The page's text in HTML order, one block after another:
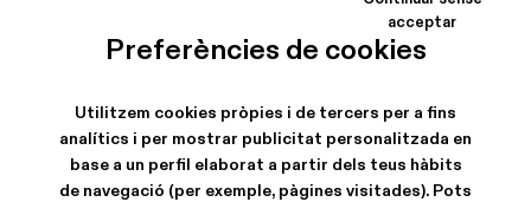
Preferències de cookies
Utilitzem cookies pròpies i de tercers per a fins
analítics i per mostrar publicitat personalitzada en
base a un perfil elaborat a partir dels teus hàbits
de navegació (per exemple, pàgines visitades). Pots
acceptar
Carrer de Valencia, 249